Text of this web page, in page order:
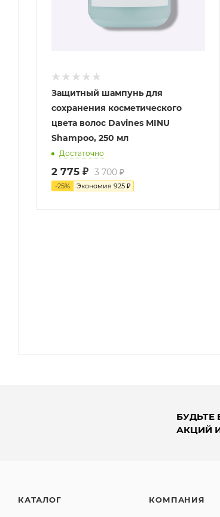
Защитный шампунь для
сохранения косметического
цвета волос Davines MINU
Shampoo, 250 мл
Достаточно
2 775 ₽ 3 700 ₽
-25% Экономия 925 ₽
БУДЬТЕ
АКЦИЙ
КАТАЛОГ КОМПАНИЯ